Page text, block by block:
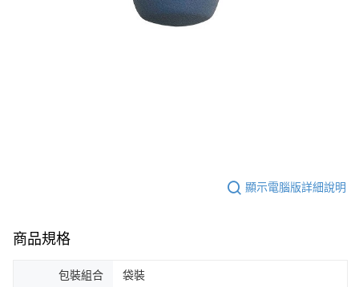
顯示電腦版詳細說明
商品規格
包裝組合 袋裝